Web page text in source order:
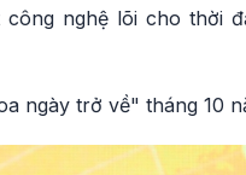
nghệ lõi cho thời
ngày trở về" tháng 10